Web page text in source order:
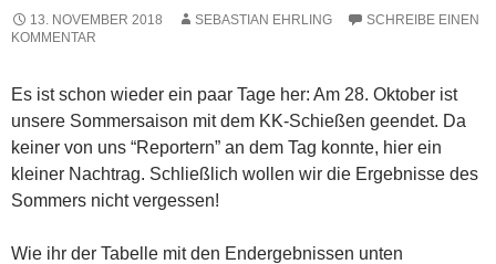
13. NOVEMBER 2018 SEBASTIAN EHRLING
SCHREIBE EINEN
KOMMENTAR
Es ist schon wieder ein paar Tage her: Am 28. Oktober ist
unsere Sommersaison mit dem KK-Schießen geendet. Da
keiner von uns “Reportern” an dem Tag konnte, hier ein
kleiner Nachtrag. Schließlich wollen wir die Ergebnisse des
Sommers nicht vergessen!
Wie ihr der Tabelle mit den Endergebnissen unten